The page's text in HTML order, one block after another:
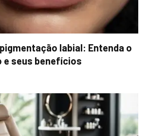
labial: Entenda o
e seus benefícios